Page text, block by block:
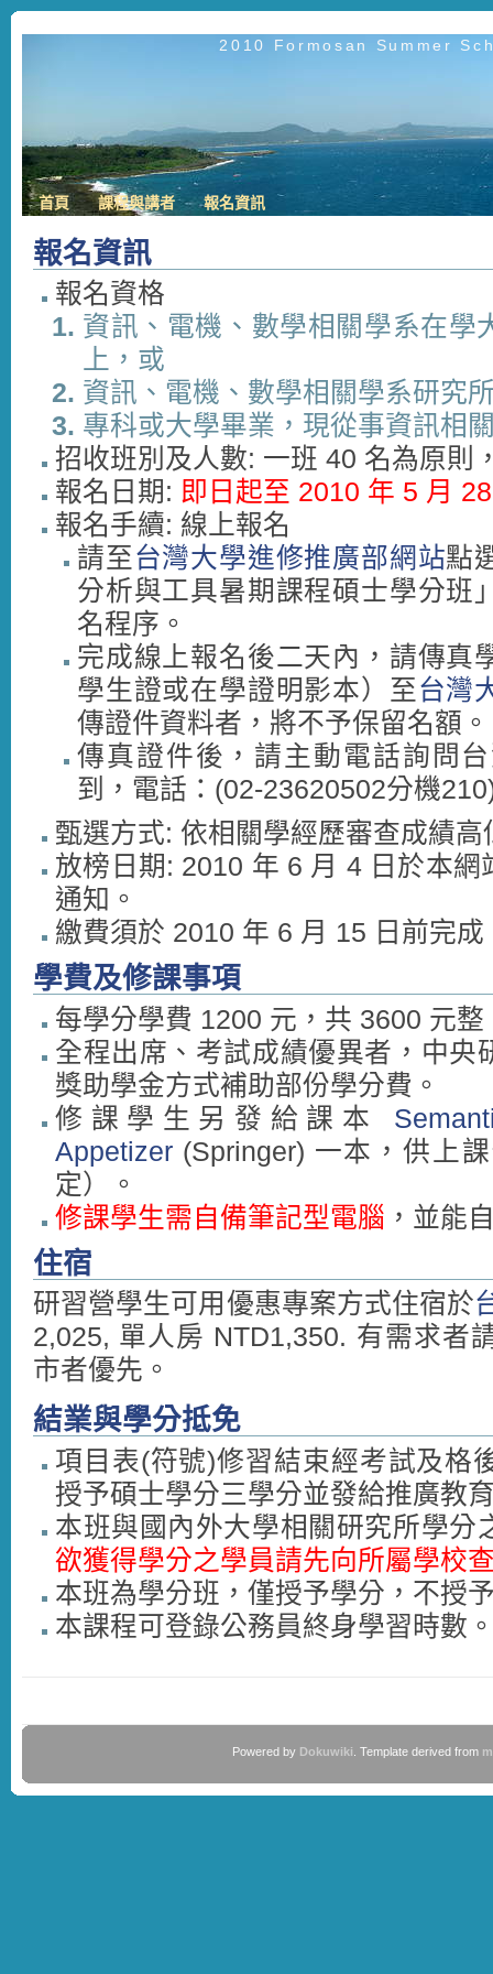
2010 Formosan Summer
首頁 課程與講者 報名資訊
報名資訊
報名資格
資訊、電機、數學相關學系在學
上，或
資訊、電機、數學相關學系研究
專科或大學畢業，現從事資訊相
招收班別及人數: 一班 40 名為原則
報名日期: 即日起至 2010 年 5 月
報名手續: 線上報名
請至台灣大學進修推廣部網站點
分析與工具暑期課程碩士學分班
名程序。
完成線上報名後二天內，請傳真
學生證或在學證明影本）至台灣
傳證件資料者，將不予保留名額。
傳真證件後，請主動電話詢問
到，電話：(02-23620502分機
甄選方式: 依相關學經歷審查成績高
放榜日期: 2010 年 6 月 4 日於本
通知。
繳費須於 2010 年 6 月 15 日前完成
學費及修課事項
每學分學費 1200 元，共 3600 元
全程出席、考試成績優異者，中央
獎助學金方式補助部份學分費。
修課學生另發給課本
Appetizer (Springer) 一本，供上
定）。
修課學生需自備筆記型電腦 ，並能
住宿
研習營學生可用優惠專案方式住宿於
2,025, 單人房 NTD1,350. 有需求者
市者優先。
結業與學分抵免
項目表(符號)修習結束經考試及格
授予碩士學分三學分並發給推廣教
本班與國內外大學相關研究所學分
欲獲得學分之學員請先向所屬學校
本班為學分班，僅授予學分，不授
本課程可登錄公務員終身學習時數
Powered by Dokuwiki . Template derived from